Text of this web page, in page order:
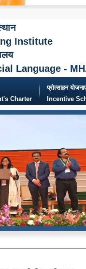
Institute
Language -
Charter
प्रोत्साहन
Incentive